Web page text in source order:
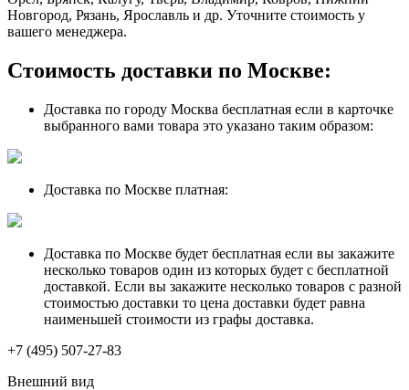
Новгород, Рязань, Ярославль и др. Уточните стоимость у
вашего менеджера.
Стоимость доставки по Москве:
Доставка по городу Москва бесплатная если в карточке
выбранного вами товара это указано таким образом:
Доставка по Москве платная:
Доставка по Москве будет бесплатная если вы закажите
несколько товаров один из которых будет с бесплатной
доставкой. Если вы закажите несколько товаров с разной
стоимостью доставки то цена доставки будет равна
наименьшей стоимости из графы доставка.
+7 (495) 507-27-83
Внешний вид